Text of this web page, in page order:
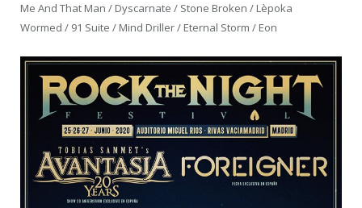
Me And That Man / Dyscarnate / Stone Broken / Lèpoka
Wormed / 91 Suite / Mind Driller / Eternal Storm / Eon